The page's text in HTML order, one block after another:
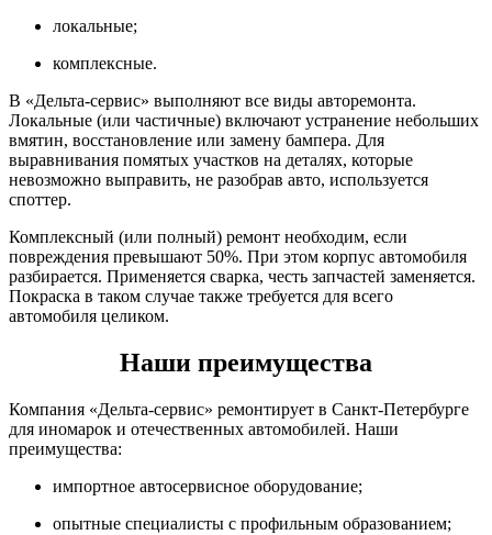
локальные;
комплексные.
В «Дельта-сервис» выполняют все виды авторемонта.
Локальные (или частичные) включают устранение небольших
вмятин, восстановление или замену бампера. Для
выравнивания помятых участков на деталях, которые
невозможно выправить, не разобрав авто, используется
споттер.
Комплексный (или полный) ремонт необходим, если
повреждения превышают 50%. При этом корпус автомобиля
разбирается. Применяется сварка, честь запчастей заменяется.
Покраска в таком случае также требуется для всего
автомобиля целиком.
Наши преимущества
Компания «Дельта-сервис» ремонтирует в Санкт-Петербурге
для иномарок и отечественных автомобилей. Наши
преимущества:
импортное автосервисное оборудование;
опытные специалисты с профильным образованием;